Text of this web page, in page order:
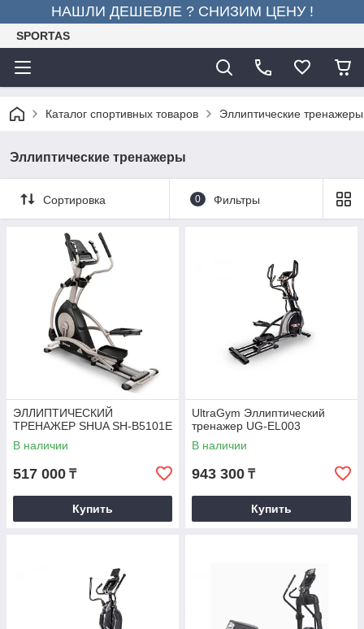
НАШЛИ ДЕШЕВЛЕ ? СНИЗИМ ЦЕНУ !
SPORTAS
Каталог спортивных товаров Эллиптические тренажеры
Эллиптические тренажеры
Сортировка 0 Фильтры
ЭЛЛИПТИЧЕСКИЙ
ТРЕНАЖЕР SHUA SH-B5101E
В наличии
517 000 ₸
Купить
UltraGym Эллиптический
тренажер UG-EL003
В наличии
943 300 ₸
Купить